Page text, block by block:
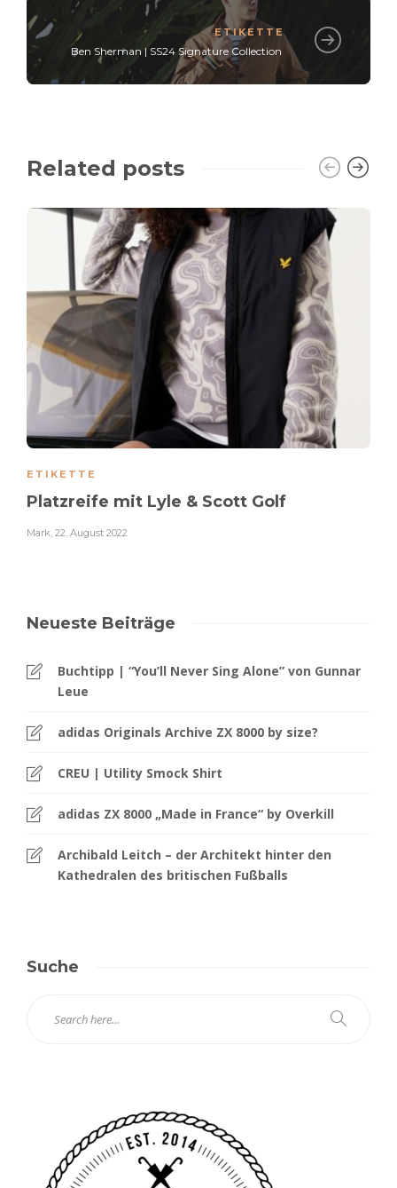
ETIKETTE
Ben Sherman | SS24 Signature Collection
Related posts
ETIKETTE
Platzreife mit Lyle & Scott Golf
Mark 22. August 2022
Neueste Beiträge
Buchtipp | “You’ll Never Sing Alone” von Gunnar
Leue
adidas Originals Archive ZX 8000 by size?
CREU | Utility Smock Shirt
adidas ZX 8000 „Made in France“ by Overkill
Archibald Leitch – der Architekt hinter den
Kathedralen des britischen Fußballs
Suche